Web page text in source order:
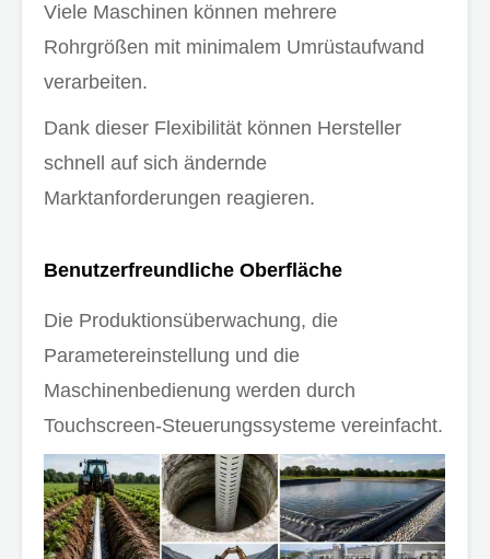
Viele Maschinen können mehrere
Rohrgrößen mit minimalem Umrüstaufwand
verarbeiten.
Dank dieser Flexibilität können Hersteller
schnell auf sich ändernde
Marktanforderungen reagieren.
Benutzerfreundliche Oberfläche
Die Produktionsüberwachung, die
Parametereinstellung und die
Maschinenbedienung werden durch
Touchscreen-Steuerungssysteme vereinfacht.